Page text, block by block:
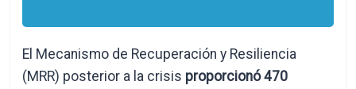
El Mecanismo de Recuperación y Resiliencia
(MRR) posterior a la crisis proporcionó 470